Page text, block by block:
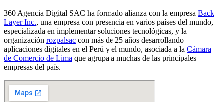
360 Agencia Digital SAC ha formado alianza con la empresa Back
Layer Inc., una empresa con presencia en varios países del mundo,
especializada en implementar soluciones tecnológicas, y la
organización rozpalsac con más de 25 años desarrollando
aplicaciones digitales en el Perú y el mundo, asociada a la Cámara
de Comercio de Lima que agrupa a muchas de las principales
empresas del país.